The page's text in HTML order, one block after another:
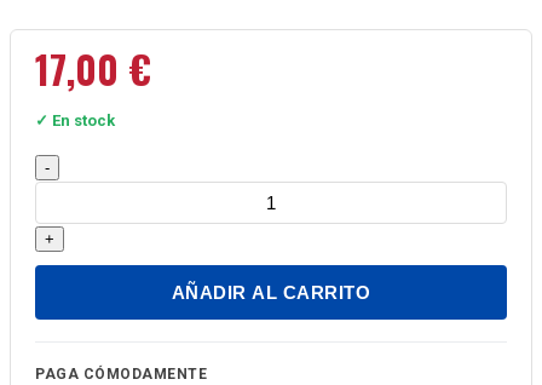
17,00 €
✓ En stock
Praktikum
obscheniju.
Uchebnoe
po
rechi
-
+
AÑADIR AL CARRITO
PAGA CÓMODAMENTE